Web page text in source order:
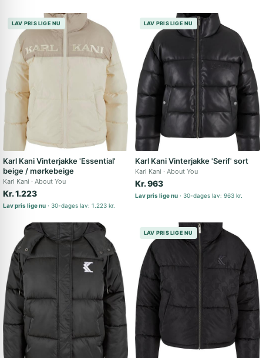
LAV PRIS LIGE NU
Karl Kani Vinterjakke 'Essential'
beige / mørkebeige
Karl Kani About You
Kr. 1.223
Lav pris lige nu 30-dages lav: 1.223 kr.
LAV PRIS LIGE NU
Karl Kani Vinterjakke 'Serif' sort
Karl Kani About You
Kr. 963
Lav pris lige nu 30-dages lav: 963 kr.
LAV PRIS LIGE NU